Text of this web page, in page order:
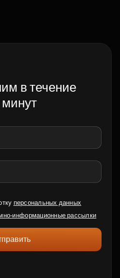
в течение
минут
персональных данных
информационные рассылки